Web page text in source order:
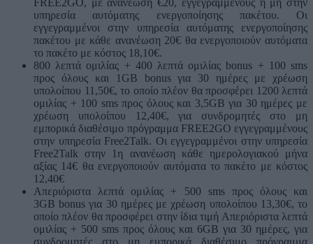
FREE2GO, με ανανέωση €20, εγγεγραμμένους ή μη στην
υπηρεσία αυτόματης ενεργοποίησης πακέτου. Οι
εγγεγραμμένοι στην υπηρεσία αυτόματης ενεργοποίησης
πακέτου με κάθε ανανέωση 20€ θα ενεργοποιούν αυτόματα
το πακέτο με κόστος 18,10€.
800 λεπτά ομιλίας + 400 λεπτά ομιλίας bonus + 100 sms
προς όλους και 1GB bonus για 30 ημέρες με χρέωση
υπολοίπου 11,50€, το οποίο πλέον θα προσφέρει 1200 λεπτά
ομιλίας + 100 sms προς όλους και 3,5GΒ για 30 ημέρες με
χρέωση υπολοίπου 12,40€, για συνδρομητές στο μη
εμπορικά διαθέσιμο πρόγραμμα FREE2GO εγγεγραμμένους
στην υπηρεσία Free2Talk. Οι εγγεγραμμένοι στην υπηρεσία
Free2Talk στην 1η ανανέωση κάθε ημερολογιακού μήνα
αξίας 14€ θα ενεργοποιούν αυτόματα το πακέτο με κόστος
12,40€
Απεριόριστα λεπτά ομιλίας + 500 sms προς όλους και
3GB bonus για 30 ημέρες με χρέωση υπολοίπου 13,30€, το
οποίο πλέον θα προσφέρει στην ίδια τιμή Απεριόριστα λεπτά
ομιλίας + 500 sms προς όλους και 6GΒ για 30 ημέρες, για